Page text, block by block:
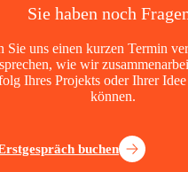
Sie haben noch
Sie uns einen kurzen Termin
wie wir
Ihres Projekts oder Ihrer Idee
können.
buchen